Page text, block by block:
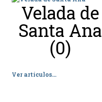
Empleo y Seguridad Social
Seguridad
Servicios Comarcales
Velada de
Santa Ana
(0)
Ver artículos...